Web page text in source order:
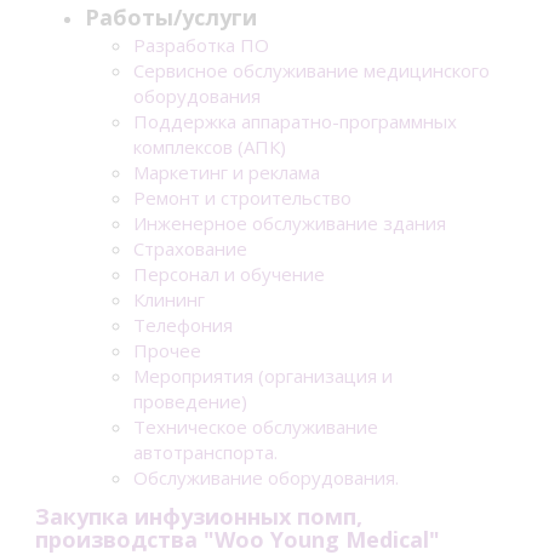
Работы/услуги
Разработка ПО
Сервисное обслуживание медицинского
оборудования
Поддержка аппаратно-программных
комплексов (АПК)
Маркетинг и реклама
Ремонт и строительство
Инженерное обслуживание здания
Страхование
Персонал и обучение
Клининг
Телефония
Прочее
Мероприятия (организация и
проведение)
Техническое обслуживание
автотранспорта.
Обслуживание оборудования.
Закупка инфузионных помп,
производства "Woo Young Medical"